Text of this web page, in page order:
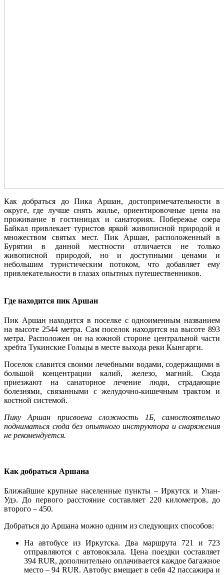
Как добраться до Пика Аршан, достопримечательности в
округе, где лучше снять жилье, ориентировочные цены на
проживание в гостиницах и санаториях. Побережье озера
Байкал привлекает туристов яркой живописной природой и
множеством святых мест. Пик Аршан, расположенный в
Бурятии в данной местности отличается не только
живописной природой, но и доступными ценами и
небольшим туристическим потоком, что добавляет ему
привлекательности в глазах опытных путешественников.
Где находится пик Аршан
Пик Аршан находится в поселке с одноименным названием
на высоте 2544 метра. Сам поселок находится на высоте 893
метра. Расположен он на южной стороне центральной части
хребта Тукинские Гольцы в месте выхода реки Кынгарги.
Поселок славится своими лечебными водами, содержащими в
большой концентрации калий, железо, магний. Сюда
приезжают на санаторное лечение люди, страдающие
болезнями, связанными с желудочно-кишечным трактом и
костной системой.
Пику Аршан присвоена сложность 1Б, самостоятельно
подниматься сюда без опытного инструктора и снаряжения
не рекомендуется.
Как добраться Аршана
Ближайшие крупные населенные пункты – Иркутск и Улан-
Удэ. До первого расстояние составляет 220 километров, до
второго – 450.
Добраться до Аршана можно одним из следующих способов:
На автобусе из Иркутска. Два маршрута 721 и 723
отправляются с автовокзала. Цена поездки составляет
394 RUR, дополнительно оплачивается каждое багажное
место – 94 RUR. Автобус вмещает в себя 42 пассажира и